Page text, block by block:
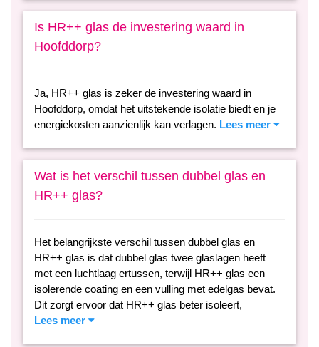
Is HR++ glas de investering waard in
Hoofddorp?
Ja, HR++ glas is zeker de investering waard in
Hoofddorp, omdat het uitstekende isolatie biedt en je
energiekosten aanzienlijk kan verlagen. Lees meer
Wat is het verschil tussen dubbel glas en
HR++ glas?
Het belangrijkste verschil tussen dubbel glas en
HR++ glas is dat dubbel glas twee glaslagen heeft
met een luchtlaag ertussen, terwijl HR++ glas een
isolerende coating en een vulling met edelgas bevat.
Dit zorgt ervoor dat HR++ glas beter isoleert,
Lees meer